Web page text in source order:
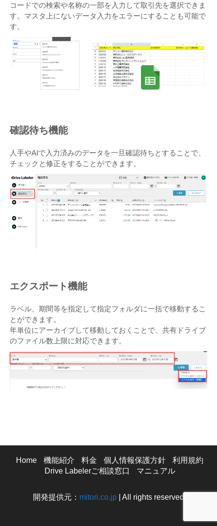
コードでの検索や名称の一部を入力して取引先を選択できま
す。マスタ上にないデータ入力をエラーにすることも可能で
す。
確認待ち機能
人手やAIで入力済みのデータを一旦確認待ちとすることで、
チェックと修正をすることができます。
エクスポート機能
ラベル、期間等を指定して指定フォルダに一括で移動するこ
とができます。
年単位にアーカイブして移動しておくことで、共有ドライブ
のファイル数上限に対応できます。
Home 機能紹介 料金 個人情報保護方針
利用規約
Drive Labelerご相談窓口
マニュアル
開発提供元： mitori.co.jp | All rights reserved